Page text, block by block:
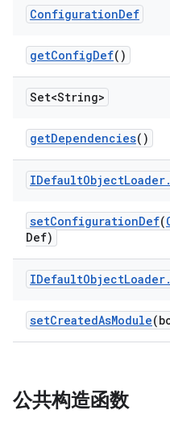
ConfigurationDef
getConfigDef()
Set<String>
getDependencies()
IDefaultObjectLoader.
setConfigurationDef(
Def)
IDefaultObjectLoader.
setCreatedAsModule
公共构造函数